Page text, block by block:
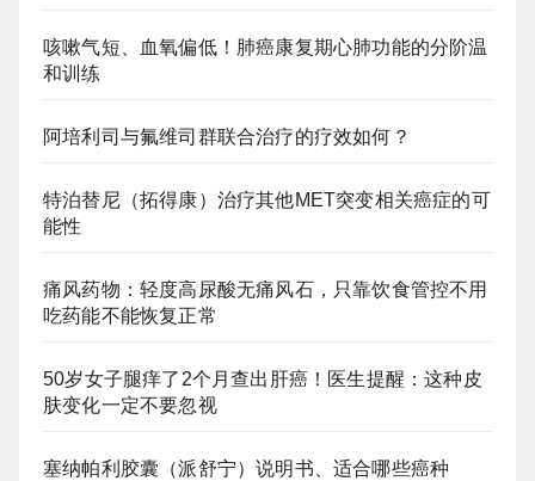
咳嗽气短、血氧偏低！肺癌康复期心肺功能的分阶温
和训练
阿培利司与氟维司群联合治疗的疗效如何？
特泊替尼（拓得康）治疗其他MET突变相关癌症的可
能性
痛风药物：轻度高尿酸无痛风石，只靠饮食管控不用
吃药能不能恢复正常
50岁女子腿痒了2个月查出肝癌！医生提醒：这种皮
肤变化一定不要忽视
塞纳帕利胶囊（派舒宁）说明书、适合哪些癌种